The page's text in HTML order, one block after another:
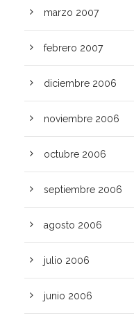
marzo 2007
febrero 2007
diciembre 2006
noviembre 2006
octubre 2006
septiembre 2006
agosto 2006
julio 2006
junio 2006